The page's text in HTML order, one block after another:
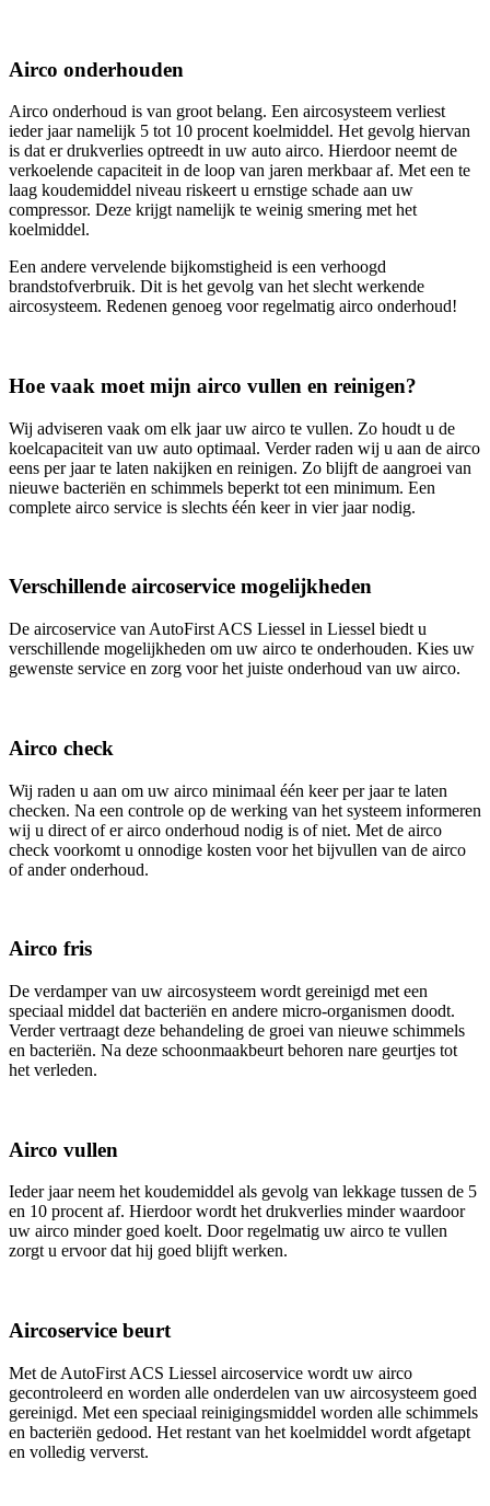
Airco onderhouden
Airco onderhoud is van groot belang. Een aircosysteem verliest
ieder jaar namelijk 5 tot 10 procent koelmiddel. Het gevolg hiervan
is dat er drukverlies optreedt in uw auto airco. Hierdoor neemt de
verkoelende capaciteit in de loop van jaren merkbaar af. Met een te
laag koudemiddel niveau riskeert u ernstige schade aan uw
compressor. Deze krijgt namelijk te weinig smering met het
koelmiddel.
Een andere vervelende bijkomstigheid is een verhoogd
brandstofverbruik. Dit is het gevolg van het slecht werkende
aircosysteem. Redenen genoeg voor regelmatig airco onderhoud!
Hoe vaak moet mijn airco vullen en reinigen?
Wij adviseren vaak om elk jaar uw airco te vullen. Zo houdt u de
koelcapaciteit van uw auto optimaal. Verder raden wij u aan de airco
eens per jaar te laten nakijken en reinigen. Zo blijft de aangroei van
nieuwe bacteriën en schimmels beperkt tot een minimum. Een
complete airco service is slechts één keer in vier jaar nodig.
Verschillende aircoservice mogelijkheden
De aircoservice van AutoFirst ACS Liessel in Liessel biedt u
verschillende mogelijkheden om uw airco te onderhouden. Kies uw
gewenste service en zorg voor het juiste onderhoud van uw airco.
Airco check
Wij raden u aan om uw airco minimaal één keer per jaar te laten
checken. Na een controle op de werking van het systeem informeren
wij u direct of er airco onderhoud nodig is of niet. Met de airco
check voorkomt u onnodige kosten voor het bijvullen van de airco
of ander onderhoud.
Airco fris
De verdamper van uw aircosysteem wordt gereinigd met een
speciaal middel dat bacteriën en andere micro-organismen doodt.
Verder vertraagt deze behandeling de groei van nieuwe schimmels
en bacteriën. Na deze schoonmaakbeurt behoren nare geurtjes tot
het verleden.
Airco vullen
Ieder jaar neem het koudemiddel als gevolg van lekkage tussen de 5
en 10 procent af. Hierdoor wordt het drukverlies minder waardoor
uw airco minder goed koelt. Door regelmatig uw airco te vullen
zorgt u ervoor dat hij goed blijft werken.
Aircoservice beurt
Met de AutoFirst ACS Liessel aircoservice wordt uw airco
gecontroleerd en worden alle onderdelen van uw aircosysteem goed
gereinigd. Met een speciaal reinigingsmiddel worden alle schimmels
en bacteriën gedood. Het restant van het koelmiddel wordt afgetapt
en volledig ververst.